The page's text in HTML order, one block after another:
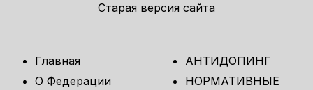
Старая версия сайта
Главная
О Федерации
АНТИДОПИНГ
НОРМАТИВНЫЕ